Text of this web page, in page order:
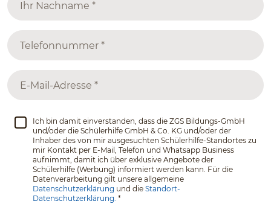
Ich bin damit einverstanden, dass die ZGS Bildungs-GmbH
und/oder die Schülerhilfe GmbH & Co. KG und/oder der
Inhaber des von mir ausgesuchten Schülerhilfe-Standortes zu
mir Kontakt per E-Mail, Telefon und Whatsapp Business
aufnimmt, damit ich über exklusive Angebote der
Schülerhilfe (Werbung) informiert werden kann. Für die
Datenverarbeitung gilt unsere allgemeine
Datenschutzerklärung und die Standort-
Datenschutzerklärung. *